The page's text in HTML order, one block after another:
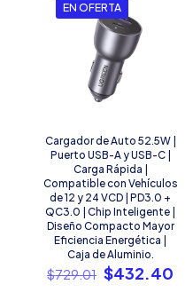
EN OFERTA
Cargador de Auto 52.5W |
Puerto USB-A y USB-C |
Carga Rápida |
Compatible con Vehículos
de 12 y 24 VCD | PD3.0 +
QC3.0 | Chip Inteligente |
Diseño Compacto Mayor
Eficiencia Energética |
Caja de Aluminio.
$729.01 El
precio
$432.40